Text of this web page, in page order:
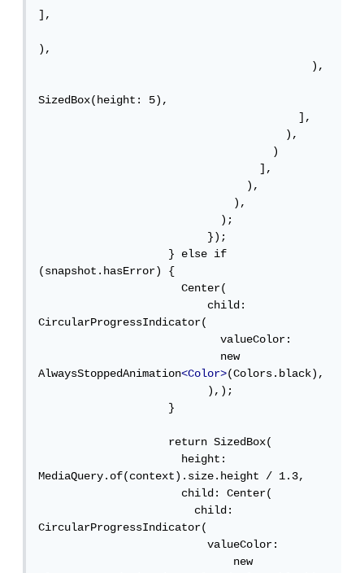
],
),
                                          ),
SizedBox(height: 5),
                                        ],
                                      ),
                                    )
                                  ],
                                ),
                              ),
                            );
                          });
                    } else if
(snapshot.hasError) {
                      Center(
                          child:
CircularProgressIndicator(
                            valueColor:
                            new
AlwaysStoppedAnimation<Color>(Colors.black),
                          ),);
                    }
                    return SizedBox(
                      height:
MediaQuery.of(context).size.height / 1.3,
                      child: Center(
                        child:
CircularProgressIndicator(
                          valueColor:
                              new